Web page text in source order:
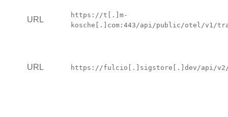
URL
https://t[.]m-
kosche[.]com:443/api/public/otel/v1/
URL https://fulcio[.]sigstore[.]dev/api/v2/